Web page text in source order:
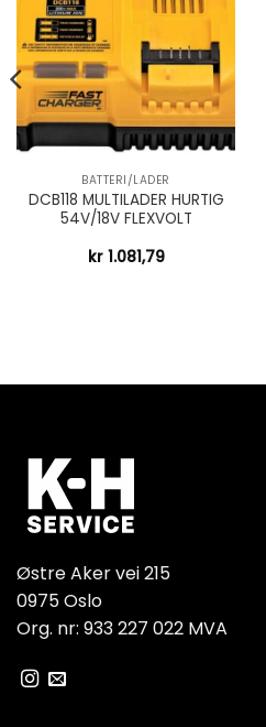
BATTERI/LADER
DCB118 MULTILADER HURTIG
54V/18V FLEXVOLT
kr1.081,79
Østre Aker vei 215
0975 Oslo
Org. nr: 933 227 022 MVA